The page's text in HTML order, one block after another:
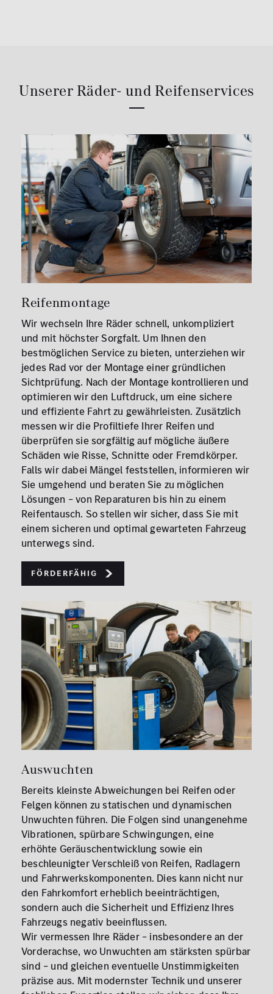
Unserer Räder- und Reifenservices
Reifenmontage
Wir wechseln Ihre Räder schnell, unkompliziert
und mit höchster Sorgfalt. Um Ihnen den
bestmöglichen Service zu bieten, unterziehen wir
jedes Rad vor der Montage einer gründlichen
Sichtprüfung. Nach der Montage kontrollieren und
optimieren wir den Luftdruck, um eine sichere
und effiziente Fahrt zu gewährleisten. Zusätzlich
messen wir die Profiltiefe Ihrer Reifen und
überprüfen sie sorgfältig auf mögliche äußere
Schäden wie Risse, Schnitte oder Fremdkörper.
Falls wir dabei Mängel feststellen, informieren wir
Sie umgehend und beraten Sie zu möglichen
Lösungen – von Reparaturen bis hin zu einem
Reifentausch. So stellen wir sicher, dass Sie mit
einem sicheren und optimal gewarteten Fahrzeug
unterwegs sind.
Förderfähig
Auswuchten
Bereits kleinste Abweichungen bei Reifen oder
Felgen können zu statischen und dynamischen
Unwuchten führen. Die Folgen sind unangenehme
Vibrationen, spürbare Schwingungen, eine
erhöhte Geräuschentwicklung sowie ein
beschleunigter Verschleiß von Reifen, Radlagern
und Fahrwerkskomponenten. Dies kann nicht nur
den Fahrkomfort erheblich beeinträchtigen,
sondern auch die Sicherheit und Effizienz Ihres
Fahrzeugs negativ beeinflussen.
Wir vermessen Ihre Räder – insbesondere an der
Vorderachse, wo Unwuchten am stärksten spürbar
sind – und gleichen eventuelle Unstimmigkeiten
präzise aus. Mit modernster Technik und unserer